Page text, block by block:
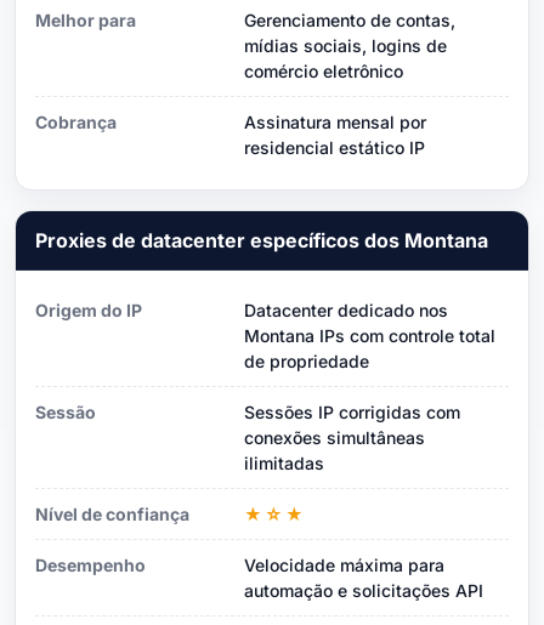
Melhor para
Gerenciamento de contas,
mídias sociais, logins de
comércio eletrônico
Cobrança
Assinatura mensal por
residencial estático IP
Proxies de datacenter específicos dos Montana
Origem do IP
Datacenter dedicado nos
Montana IPs com controle total
de propriedade
Sessão
Sessões IP corrigidas com
conexões simultâneas
ilimitadas
Nível de confiança ★☆★
Desempenho
Velocidade máxima para
automação e solicitações API